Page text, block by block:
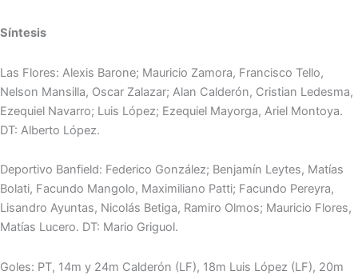
Síntesis
Las Flores: Alexis Barone; Mauricio Zamora, Francisco Tello,
Nelson Mansilla, Oscar Zalazar; Alan Calderón, Cristian Ledesma,
Ezequiel Navarro; Luis López; Ezequiel Mayorga, Ariel Montoya.
DT: Alberto López.
Deportivo Banfield: Federico González; Benjamín Leytes, Matías
Bolati, Facundo Mangolo, Maximiliano Patti; Facundo Pereyra,
Lisandro Ayuntas, Nicolás Betiga, Ramiro Olmos; Mauricio Flores,
Matías Lucero. DT: Mario Griguol.
Goles: PT, 14m y 24m Calderón (LF), 18m Luis López (LF), 20m